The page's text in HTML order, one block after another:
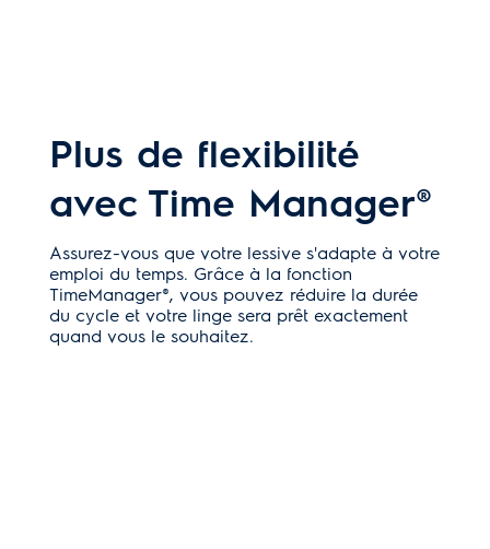
Plus de flexibilité
avec Time Manager®
Assurez-vous que votre lessive s'adapte à votre
emploi du temps. Grâce à la fonction
TimeManager®, vous pouvez réduire la durée
du cycle et votre linge sera prêt exactement
quand vous le souhaitez.